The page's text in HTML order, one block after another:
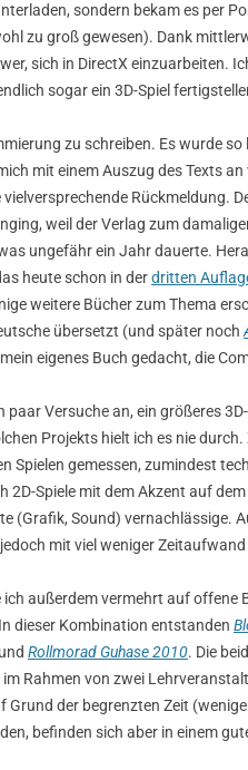
sondern bekam es per
zu groß gewesen). Dank
sich in DirectX einzuarbeiten.
sogar ein 3D-Spiel
zu schreiben. Es wurde
mit einem Auszug des Texts
Rückmeldung.
weil der Verlag zum
ungefähr ein Jahr dauerte.
heute schon in derdritten
weitere Bücher zum Thema
übersetzt (und später noch
eigenes Buch gedacht, die
paar Versuche an, ein größeres
Projekts hielt ich es nie
Spielen gemessen, zumindest
2D-Spiele mit dem Akzent auf
(Grafik, Sound) vernachlässige.
mit viel weniger Zeitaufwand
außerdem vermehrt auf offene
dieser Kombination entstanden
und Rollmorad Guhase 2010. Die
Rahmen von zwei
der begrenzten Zeit
befinden sich aber in einem